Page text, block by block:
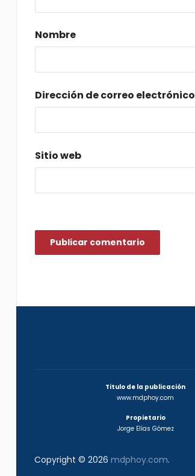
Nombre
Dirección de correo electrónico
Sitio web
Titulo de la publicación
www.mdphoy.com
Propietario
Jorge Elías Gómez
Copyright © 2026 mdphoy.com.